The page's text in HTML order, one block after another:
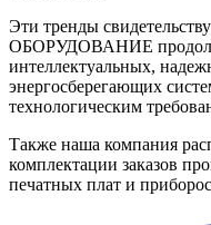
Эти тренды
ОБОРУДОВАНИЕ
интеллектуальных,
энергосберегающих
технологическим
Также наша компания
комплектации заказов
печатных плат и